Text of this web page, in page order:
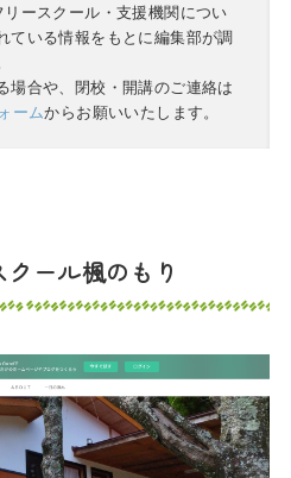
ースクール・支援機関につい
ている情報をもとに編集部が調
場合や、閉校・開講のご連絡は
ームからお願いいたします。
クール楓のもり